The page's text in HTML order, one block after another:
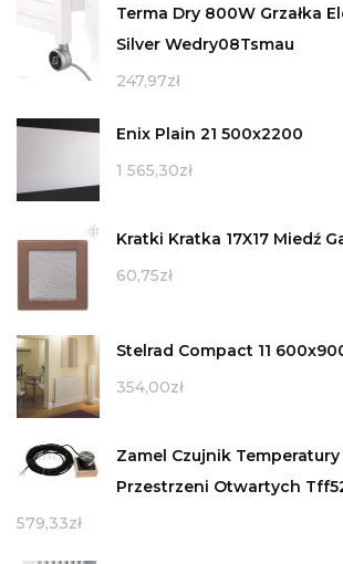
Terma Dry 800W Grzałka
Silver Wedry08Tsmau
247,97zł
Enix Plain 21 500x2200
1 565,30zł
Kratki Kratka 17X17 Miedź
60,75zł
Stelrad Compact 11
354,00zł
Zamel Czujnik
Przestrzeni Otwartych
579,33zł